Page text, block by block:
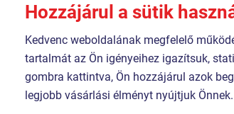
Street workout Street workout
Hozzájárul a sütik
Kedvenc weboldalának megfelelő
tartalmát az Ön igényeihez igazítsuk,
gombra kattintva, Ön hozzájárul azok
legjobb vásárlási élményt nyújtjuk Önnek.